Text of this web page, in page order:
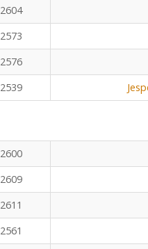
2604
2573
2576
2539
2600
2609
2611
2561